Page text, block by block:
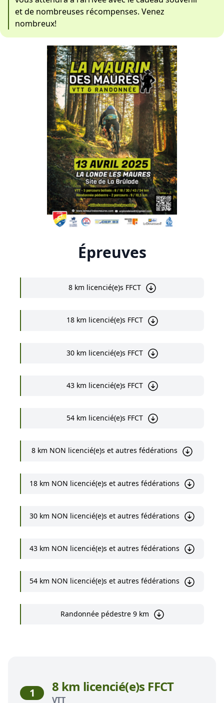
et de nombreuses récompenses. Venez
nombreux!
Épreuves
8 km licencié(e)s FFCT
18 km licencié(e)s FFCT
30 km licencié(e)s FFCT
43 km licencié(e)s FFCT
54 km licencié(e)s FFCT
8 km NON licencié(e)s et autres fédérations
18 km NON licencié(e)s et autres fédérations
30 km NON licencié(e)s et autres fédérations
43 km NON licencié(e)s et autres fédérations
54 km NON licencié(e)s et autres fédérations
Randonnée pédestre 9 km
1 8 km licencié(e)s FFCT
VTT